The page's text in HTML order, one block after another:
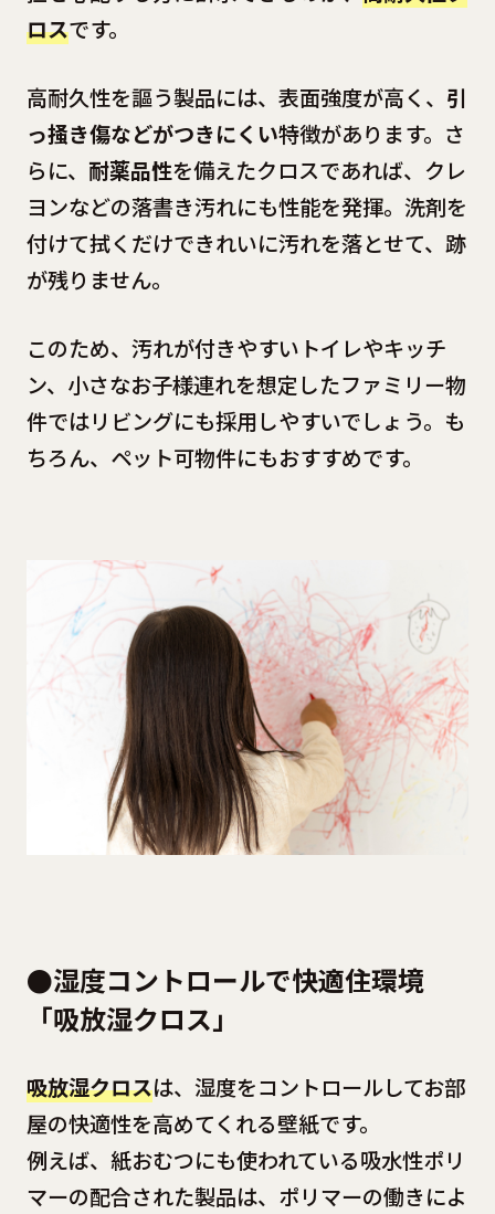
ロスです。
高耐久性を謳う製品には、表面強度が高く、 引
っ掻き傷などがつきにくい特徴があります。さ
らに、 耐薬品性を備えたクロスであれば、クレ
ヨンなどの落書き汚れにも性能を発揮。洗剤を
付けて拭くだけできれいに汚れを落とせて、跡
が残りません。
このため、汚れが付きやすいトイレやキッチ
ン、小さなお子様連れを想定したファミリー物
件ではリビングにも採用しやすいでしょう。も
ちろん、ペット可物件にもおすすめです。
●湿度コントロールで快適住環境
「吸放湿クロス」
吸放湿クロスは、湿度をコントロールしてお部
屋の快適性を高めてくれる壁紙です。
例えば、紙おむつにも使われている吸水性ポリ
マーの配合された製品は、ポリマーの働きによ